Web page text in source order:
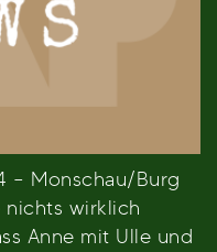
– Monschau/Burg
nichts wirklich
Anne mit Ulle und